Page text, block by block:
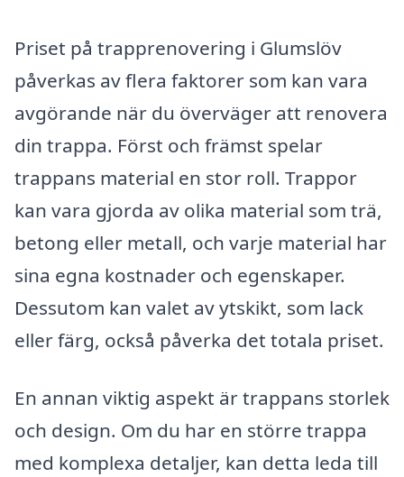
Priset på trapprenovering i Glumslöv
påverkas av flera faktorer som kan vara
avgörande när du överväger att renovera
din trappa. Först och främst spelar
trappans material en stor roll. Trappor
kan vara gjorda av olika material som trä,
betong eller metall, och varje material har
sina egna kostnader och egenskaper.
Dessutom kan valet av ytskikt, som lack
eller färg, också påverka det totala priset.
En annan viktig aspekt är trappans storlek
och design. Om du har en större trappa
med komplexa detaljer, kan detta leda till